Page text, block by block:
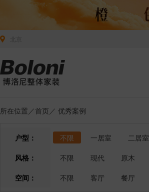
所在位置／首页 ／ 优秀案例
户型： 不限 一居室 二居室
风格：
不限 现代 原木
空间：
不限 客厅 餐厅